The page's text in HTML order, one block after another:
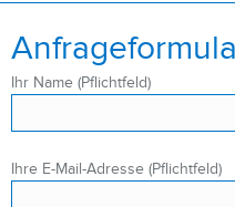
Ihr Name (Pflichtfeld)
Ihre E-Mail-Adresse (Pflichtfeld)